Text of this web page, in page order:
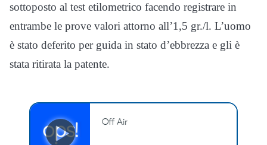
sottoposto al test etilometrico facendo registrare in
entrambe le prove valori attorno all’1,5 gr./l. L’uomo
è stato deferito per guida in stato d’ebbrezza e gli è
stata ritirata la patente.